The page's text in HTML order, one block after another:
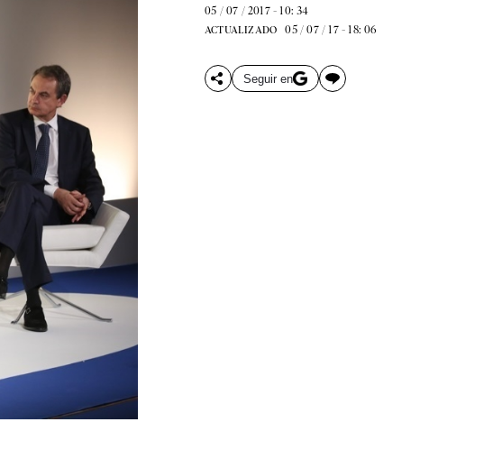
05 / 07 / 2017 - 10: 34
ACTUALIZADO 05 / 07 / 17 - 18: 06
Seguir en